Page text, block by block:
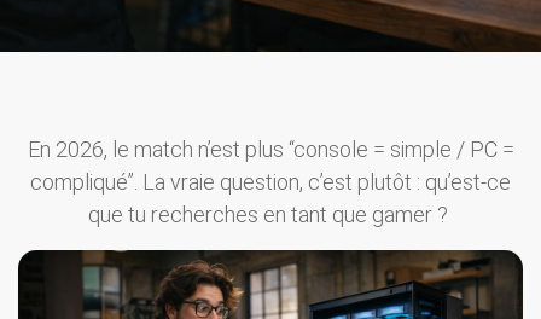
En 2026, le match n’est plus “console = simple / PC =
compliqué”. La vraie question, c’est plutôt : qu’est-ce
que tu recherches en tant que gamer ?